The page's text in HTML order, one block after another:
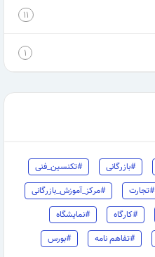
۱۱
۱
#بازرگانی
#تکنسین_فنی
#تجارت
#مرکز_آموزش_بازرگانی
#کارگاه
#نمایشگاه
#تفاهم نامه
#بورس